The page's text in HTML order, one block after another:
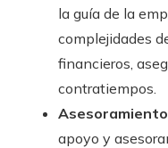
la guía de la
complejidades
financieros,
contratiempos.
apoyo y